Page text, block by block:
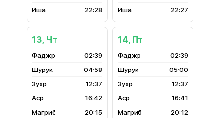
22:28
22:27
13, Чт
02:39
04:58
12:37
16:42
20:15
14, Пт
02:39
05:00
12:37
16:41
20:12